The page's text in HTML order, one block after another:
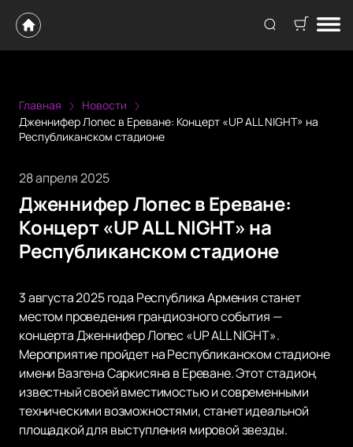
Главная
Новости
Дженнифер Лопес в Ереване: Концерт «UP ALL NIGHT» на
Республиканском стадионе
28 апреля 2025
Дженнифер Лопес в Ереване:
Концерт «UP ALL NIGHT» на
Республиканском стадионе
3 августа 2025 года Республика Армения станет
местом проведения грандиозного события —
концерта Дженнифер Лопес «UP ALL NIGHT».
Мероприятие пройдет на Республиканском стадионе
имени Вазгена Саркисяна в Ереване. Этот стадион,
известный своей вместимостью и современными
техническими возможностями, станет идеальной
площадкой для выступления мировой звезды.